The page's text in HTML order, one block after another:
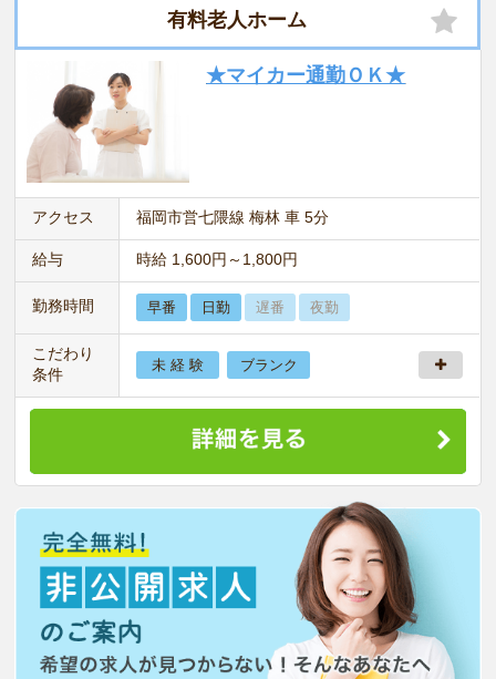
有料老人ホーム
★マイカー通勤ＯＫ★
アクセス 福岡市営七隈線 梅林 車 5分
給与 時給 1,600円～1,800円
勤務時間 早番 日勤 遅番 夜勤
こだわり
条件
未 経 験 ブランク